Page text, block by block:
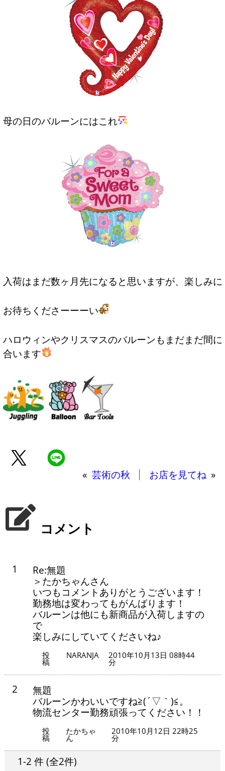
母の日のバルーンにはこれ
入荷はまだ数ヶ月先になると思いますが、楽しみに
お待ちくださーーーい
ハロウィンやクリスマスのバルーンもまだまだ間に
合います
« 芸術の秋 お店を見てね »
コメント
1
Re:無題
＞たかちゃんさん
いつもコメントありがとうございます！
勤務地は変わってもがんばります！
バルーンは他にも新商品が入荷しますの
で
楽しみにしていてくださいね♪
投
稿
NARANJA 2010年10月13日 08時44
分
2
無題
バルーンかわいいですね≧(´▽｀)≦。
物流センター勤務頑張ってください！！
投
稿
たかちゃ
ん
2010年10月12日 22時25
分
1-2 件 (全2件)